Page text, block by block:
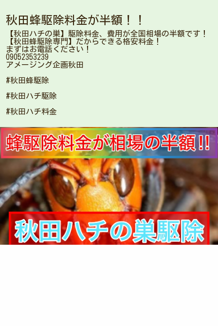
秋田蜂駆除料金が半額！！
【秋田ハチの巣】駆除料金、費用が全国相場の半額です！
【秋田蜂駆除専門】だからできる格安料金！
まずはお電話ください！
09052353239
アメージング企画秋田
#秋田蜂駆除
#秋田ハチ駆除
#秋田ハチ料金